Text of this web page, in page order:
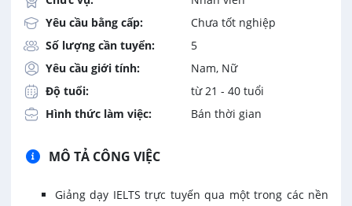
Yêu cầu bằng cấp:
Chưa tốt nghiệp
Số lượng cần tuyển:
5
Yêu cầu giới tính:
Nam, Nữ
Độ tuổi:
từ 21 - 40 tuổi
Hình thức làm việc:
Bán thời gian
MÔ TẢ CÔNG VIỆC
Giảng dạy IELTS trực tuyến qua một trong các nền